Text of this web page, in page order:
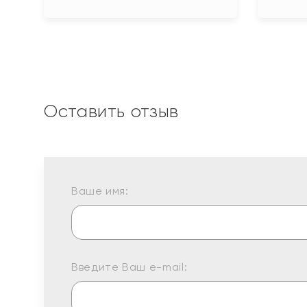
Оставить отзыв
Ваше имя:
Введите Ваш e-mail: